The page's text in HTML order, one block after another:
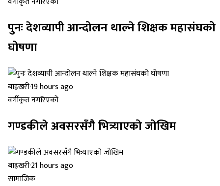
पुनः देशव्यापी आन्दोलन थाल्ने शिक्षक महासंघको
घोषणा
बाह्रखरी·19 hours ago
वर्गीकृत नगरिएको
गण्डकीले अवसरसँगै भित्र्याएको जोखिम
बाह्रखरी·21 hours ago
सामाजिक